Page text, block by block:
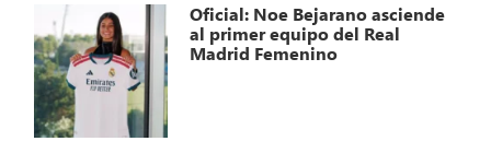
Oficial: Noe Bejarano asciende
al primer equipo del Real
Madrid Femenino